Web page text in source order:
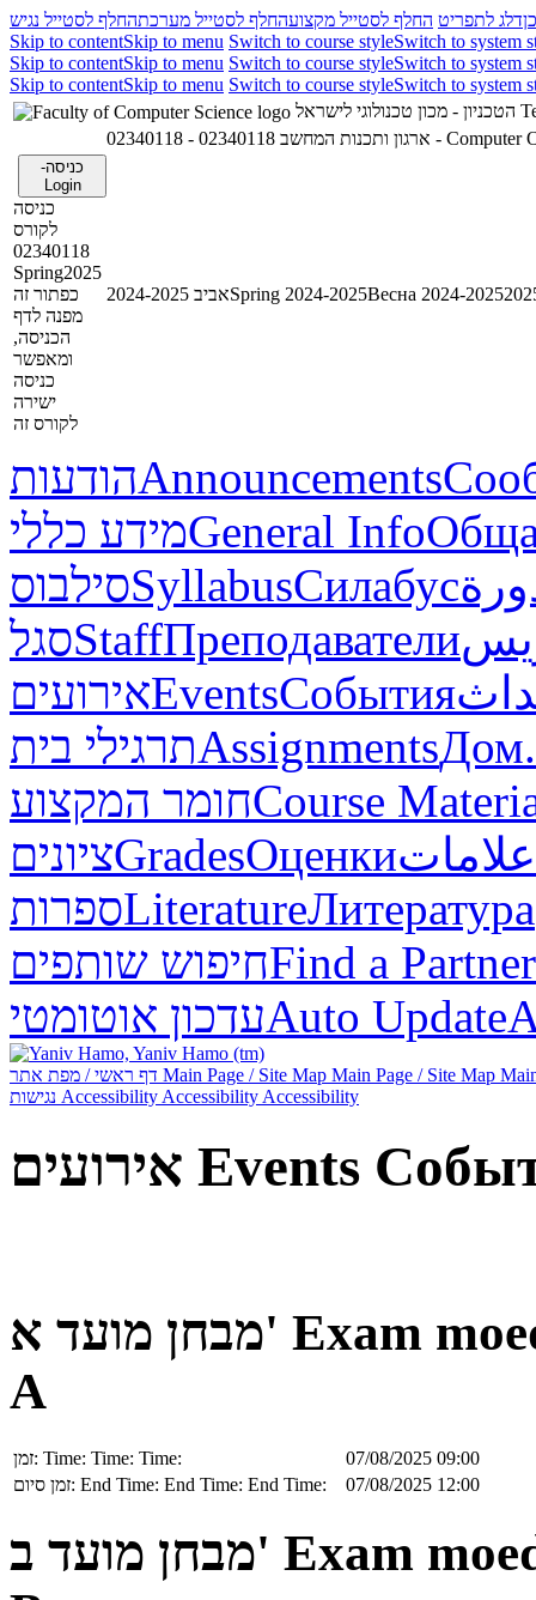
דלג לתפריט החלף לסטייל מקצועהחלף לסטייל מערכתהחלף לסטייל נגיש
Skip to contentSkip to menu Switch to course styleSwitch to system
Skip to contentSkip to menu Switch to course styleSwitch to system
Skip to contentSkip to menu Switch to course styleSwitch to system
02340118 - ארגון ותכנות המחשב 02340118 -
כניסה-
Login
כניסה
לקורס
02340118
Spring2025
כפתור זה
מפנה לדף
הכניסה,
ומאפשר
כניסה
ישירה
לקורס זה
אביב 2024-2025Spring 2024-2025Весна 2024-2025
הודעותAnnouncements
מידע כלליGeneral Info
סילבוסSyllabusСилабус
סגלStaffПреподаватели
אירועיםEventsСобытия
תרגילי ביתAssignmentsДом.
חומר המקצועCourse
ציוניםGradesОценкиعلامات
ספרותLiteratureЛитература
חיפוש שותפיםFind a Partner
עדכון אוטומטיAuto Update
Main Page / Site Map Main Page / Site Map
Accessibility Accessibility Accessibility
אירועים Events
מבחן מועד א' Exam
A
זמן: Time: Time: Time:
07/08/2025 09:00
זמן סיום: End Time: End Time: End Time: 07/08/2025 12:00
מבחן מועד ב' Exam